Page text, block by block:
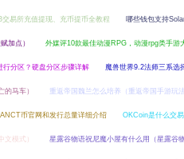
易所充值提现、充币提币全教程 哪些钱包支持
加点） 外媒评10款最佳动漫RPG，动漫rpg类手游
行分区？硬盘分区步骤详解 魔兽世界9.2法师三系选
的马车） 重返帝国魏兰怎么培养（重返帝国手游玩法
币官网和发行总量详细介绍 OKCoin是什么交
文模式） 星露谷物语祝尼魔小屋有什么用（星露谷